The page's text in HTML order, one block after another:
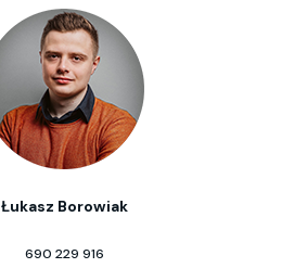
Łukasz Borowiak
690 229 916